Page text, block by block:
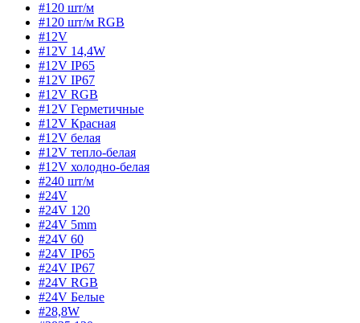
#120 шт/м
#120 шт/м RGB
#12V
#12V 14,4W
#12V IP65
#12V IP67
#12V RGB
#12V Герметичные
#12V Красная
#12V белая
#12V тепло-белая
#12V холодно-белая
#240 шт/м
#24V
#24V 120
#24V 5mm
#24V 60
#24V IP65
#24V IP67
#24V RGB
#24V Белые
#28,8W